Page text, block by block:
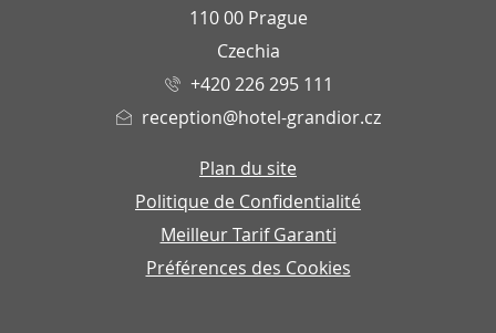
110 00 Prague
Czechia
+420 226 295 111
reception@hotel-grandior.cz
Plan du site
Politique de Confidentialité
Meilleur Tarif Garanti
Préférences des Cookies